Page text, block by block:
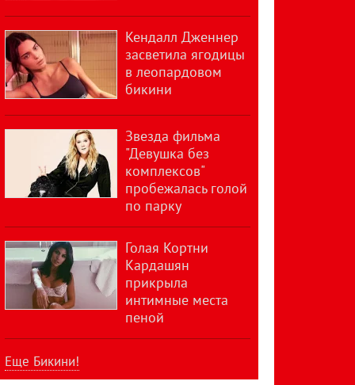
Кендалл Дженнер
засветила ягодицы
в леопардовом
бикини
Звезда фильма
"Девушка без
комплексов"
пробежалась голой
по парку
Голая Кортни
Кардашян
прикрыла
интимные места
пеной
Еще Бикини!